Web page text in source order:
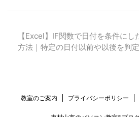
【Excel】IF関数で日付を条件にし
方法｜特定の日付以前や以後を判定
教室のご案内 プライバシーポリシー